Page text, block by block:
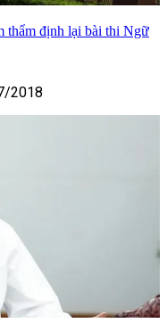
thẩm định lại bài thi Ngữ
2018